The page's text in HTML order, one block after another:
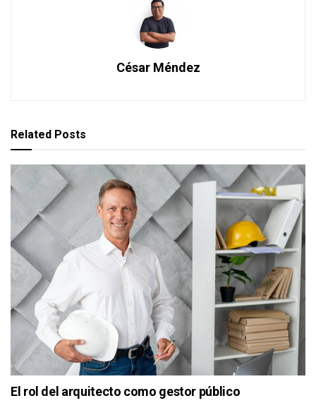
César Méndez
Related Posts
El rol del arquitecto como gestor público